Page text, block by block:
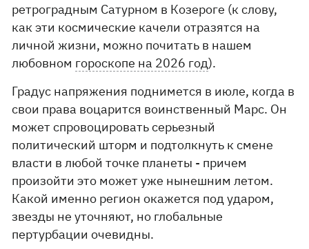
ретроградным Сатурном в Козероге (к слову,
как эти космические качели отразятся на
личной жизни, можно почитать в нашем
любовном гороскопе на 2026 год).
Градус напряжения поднимется в июле, когда в
свои права воцарится воинственный Марс. Он
может спровоцировать серьезный
политический шторм и подтолкнуть к смене
власти в любой точке планеты - причем
произойти это может уже нынешним летом.
Какой именно регион окажется под ударом,
звезды не уточняют, но глобальные
пертурбации очевидны.